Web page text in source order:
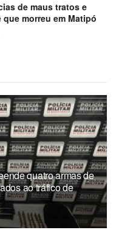
de maus tratos e
morreu em Matipó
quatro armas de
ao tráfico de